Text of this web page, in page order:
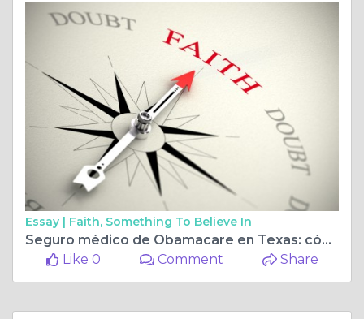
Essay | Faith, Something To Believe In
Seguro médico de Obamacare en Texas: cómo abordar la Ley de Atención Médica Asequible
Like 0
Comment Share